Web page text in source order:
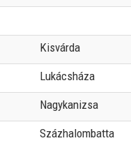
Kisvárda
Lukácsháza
Nagykanizsa
Százhalombatta